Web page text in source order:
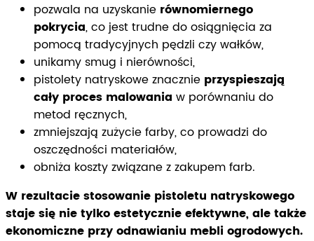
pozwala na uzyskanie równomiernego
pokrycia, co jest trudne do osiągnięcia za
pomocą tradycyjnych pędzli czy wałków,
unikamy smug i nierówności,
pistolety natryskowe znacznie przyspieszają
cały proces malowania w porównaniu do
metod ręcznych,
zmniejszają zużycie farby, co prowadzi do
oszczędności materiałów,
obniża koszty związane z zakupem farb.
W rezultacie stosowanie pistoletu natryskowego
staje się nie tylko estetycznie efektywne, ale także
ekonomiczne przy odnawianiu mebli ogrodowych.